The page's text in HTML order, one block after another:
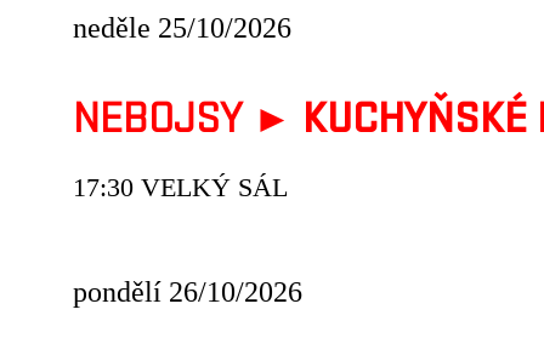
neděle 25/10/2026
NEBOJSY ► KUCHYŇSKÉ
17:30 VELKÝ SÁL
pondělí 26/10/2026